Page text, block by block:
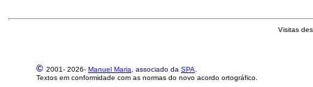
Visitas
© 2001- 2026- Manuel Maria , associado da SPA
Textos em conformidade com as normas do novo acordo ortográfico.